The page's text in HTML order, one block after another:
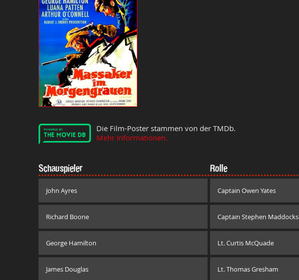
Die Film-Poster stammen von der TMDb.
Mehr Informationen.
Schauspieler Rolle
John Ayres Captain Owen Yates
Richard Boone Captain Stephen Maddocks
George Hamilton Lt. Curtis McQuade
James Douglas Lt. Thomas Gresham